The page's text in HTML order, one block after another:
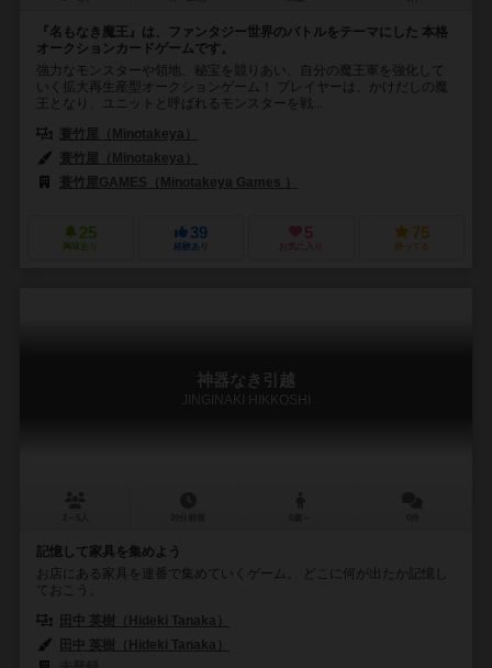
『名もなき魔王』は、ファンタジー世界のバトルをテーマにした 本格
オークションカードゲームです。
強力なモンスターや領地、秘宝を競りあい、自分の魔王軍を強化して
いく拡大再生産型オークションゲーム！ プレイヤーは、かけだしの魔
王となり、ユニットと呼ばれるモンスターを戦...
蓑竹屋（Minotakeya）
蓑竹屋（Minotakeya）
蓑竹屋GAMES（Minotakeya Games ）
25
興味あり
39
経験あり
5
お気に入り
75
持ってる
神器なき引越
JINGINAKI HIKKOSHI
記憶して家具を集めよう
お店にある家具を連番で集めていくゲーム。 どこに何が出たか記憶し
ておこう。
田中 英樹（Hideki Tanaka）
田中 英樹（Hideki Tanaka）